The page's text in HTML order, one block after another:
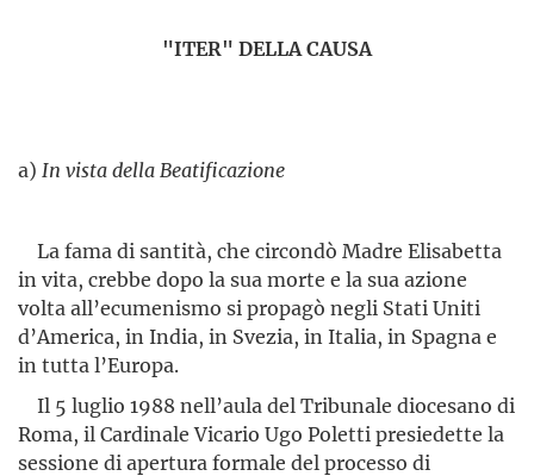
"ITER" DELLA CAUSA
a) In vista della Beatificazione
La fama di santità, che circondò Madre Elisabetta
in vita, crebbe dopo la sua morte e la sua azione
volta all’ecumenismo si propagò negli Stati Uniti
d’America, in India, in Svezia, in Italia, in Spagna e
in tutta l’Europa.
Il 5 luglio 1988 nell’aula del Tribunale diocesano di
Roma, il Cardinale Vicario Ugo Poletti presiedette la
sessione di apertura formale del processo di